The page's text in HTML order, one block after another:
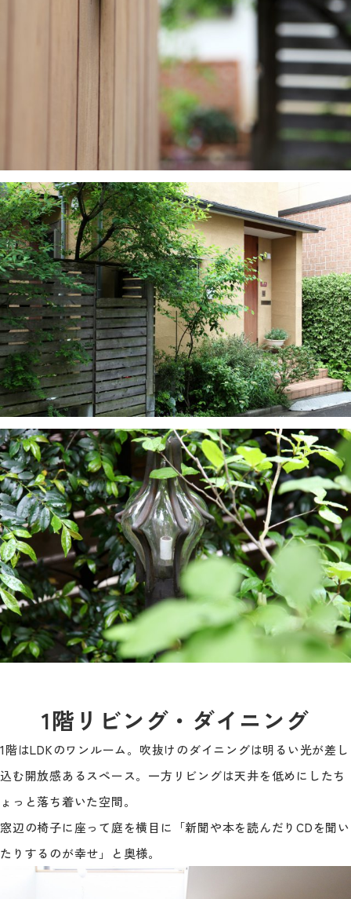
1階リビング・ダイニング
1階はLDKのワンルーム。吹抜けのダイニングは明るい光が差し
込む開放感あるスペース。一方リビングは天井を低めにしたち
ょっと落ち着いた空間。
窓辺の椅子に座って庭を横目に「新聞や本を読んだりCDを聞い
たりするのが幸せ」と奥様。